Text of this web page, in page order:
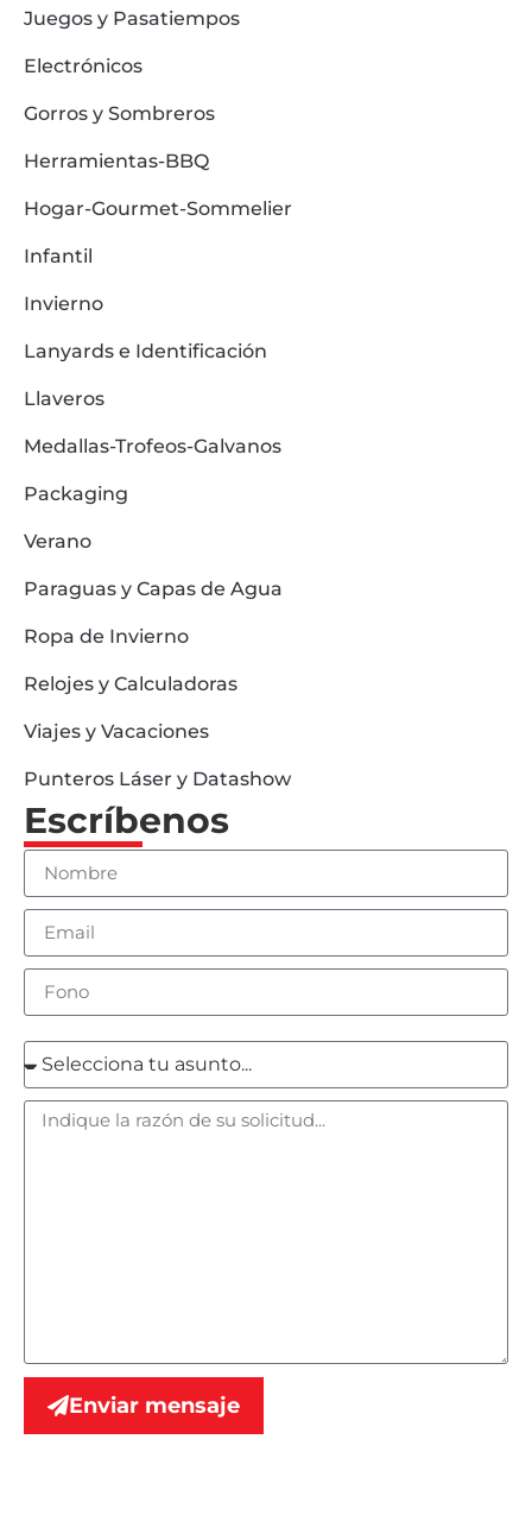
Juegos y Pasatiempos
Electrónicos
Gorros y Sombreros
Herramientas-BBQ
Hogar-Gourmet-Sommelier
Infantil
Invierno
Lanyards e Identificación
Llaveros
Medallas-Trofeos-Galvanos
Packaging
Verano
Paraguas y Capas de Agua
Ropa de Invierno
Relojes y Calculadoras
Viajes y Vacaciones
Punteros Láser y Datashow
Escríbenos
Enviar mensaje